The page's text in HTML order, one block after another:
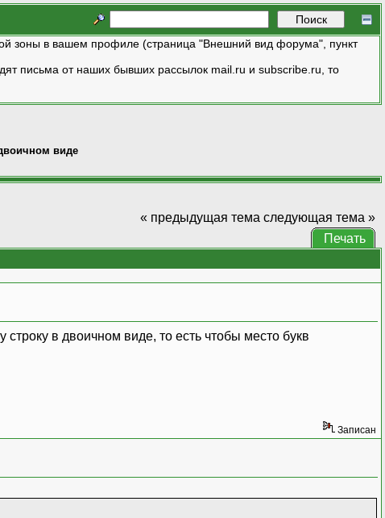
зоны в вашем профиле (страница "Внешний вид форума", пункт
письма от наших бывших рассылок mail.ru и subscribe.ru, то
виде
« предыдущая тема следующая тема »
Печать
в двоичном виде, то есть чтобы место букв
Записан